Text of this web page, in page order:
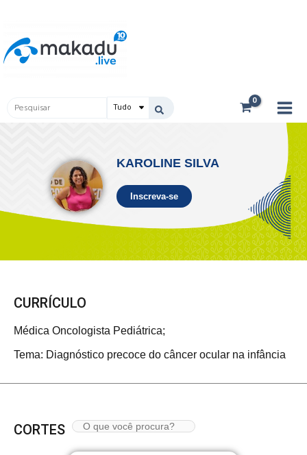
conteúdo
Pesquisar
KAROLINE SILVA
Inscreva-se
CURRÍCULO
Médica Oncologista Pediátrica;
Tema: Diagnóstico precoce do câncer ocular na infância
CORTES